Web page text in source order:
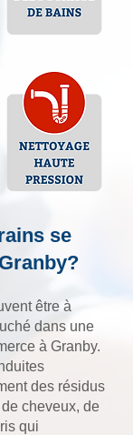
se
être à
dans une
à Granby.
des résidus
cheveux, de
qui